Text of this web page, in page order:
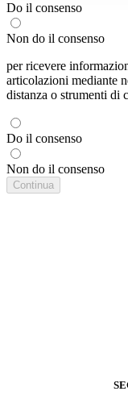
Do il consenso
Non do il consenso
per ricevere
articolazioni mediante
distanza o strumenti di
Do il consenso
Non do il consenso